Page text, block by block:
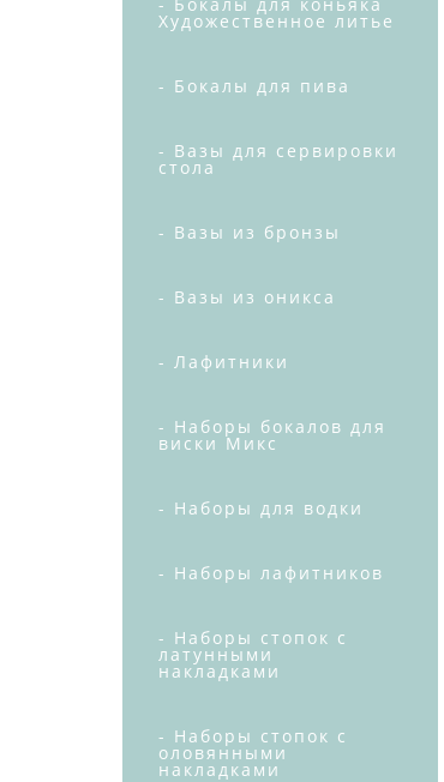
Художественное литье
- Бокалы для пива
- Вазы для сервировки
стола
- Вазы из бронзы
- Вазы из оникса
- Лафитники
- Наборы бокалов для
виски Микс
- Наборы для водки
- Наборы лафитников
- Наборы стопок с
латунными
накладками
- Наборы стопок с
оловянными
накладками